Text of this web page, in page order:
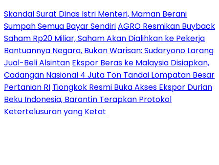
Skandal Surat Dinas Istri Menteri, Maman Berani
Sumpah Semua Bayar SendiriAGRO Resmikan Buyback
Saham Rp20 Miliar, Saham Akan Dialihkan ke Pekerja
Bantuannya Negara, Bukan Warisan: Sudaryono Larang
Jual-Beli Alsintan Ekspor Beras ke Malaysia Disiapkan,
Cadangan Nasional 4 Juta Ton Tandai Lompatan Besar
Pertanian RI Tiongkok Resmi Buka Akses Ekspor Durian
Beku Indonesia, Barantin Terapkan Protokol
Ketertelusuran yang Ketat